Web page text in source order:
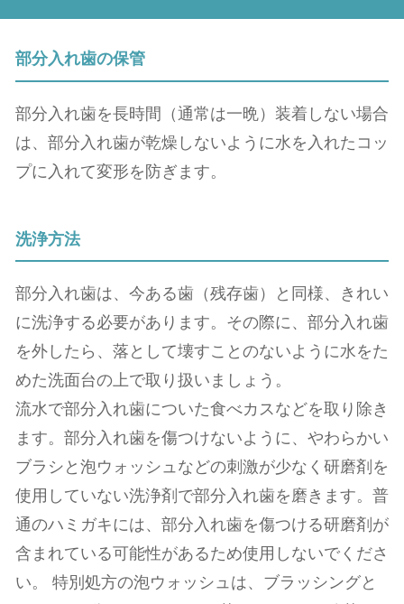
部分⼊れ⻭の保管
部分⼊れ⻭を⻑時間（通常は一晩）装着しない場合
は、部分⼊れ⻭が乾燥しないように⽔を⼊れたコッ
プに⼊れて変形を防ぎます。
洗浄⽅法
部分⼊れ⻭は、今ある⻭（残存⻭）と同様、きれい
に洗浄する必要があります。その際に、部分⼊れ⻭
を外したら、落として壊すことのないように⽔をた
めた洗⾯台の上で取り扱いましょう。
流⽔で部分⼊れ⻭についた⾷べカスなどを取り除き
ます。部分⼊れ⻭を傷つけないように、やわらかい
ブラシと泡ウォッシュなどの刺激が少なく研磨剤を
使用していない洗浄剤で部分⼊れ⻭を磨きます。普
通のハミガキには、部分⼊れ⻭を傷つける研磨剤が
含まれている可能性があるため使用しないでくださ
い。 特別処⽅の泡ウォッシュは、ブラッシングと